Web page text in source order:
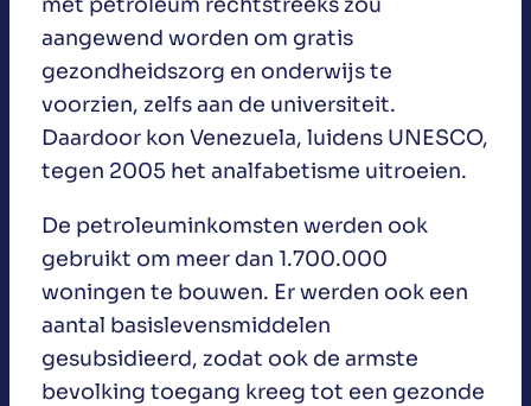
aangewend worden om gratis
gezondheidszorg en onderwijs te
voorzien, zelfs aan de universiteit.
Daardoor kon Venezuela, luidens UNESCO,
tegen 2005 het analfabetisme uitroeien.
De petroleuminkomsten werden ook
gebruikt om meer dan 1.700.000
woningen te bouwen. Er werden ook een
aantal basislevensmiddelen
gesubsidieerd, zodat ook de armste
bevolking toegang kreeg tot een gezonde